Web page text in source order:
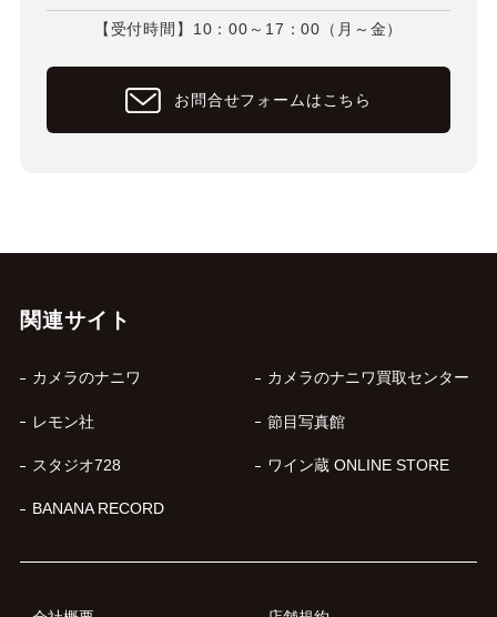
【受付時間】10：00～17：00（月～金）
お問合せフォームはこちら
関連サイト
カメラのナニワ カメラのナニワ買取センター
レモン社 節目写真館
スタジオ728 ワイン蔵 ONLINE STORE
BANANA RECORD